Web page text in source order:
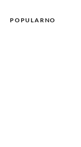
POPULARNO